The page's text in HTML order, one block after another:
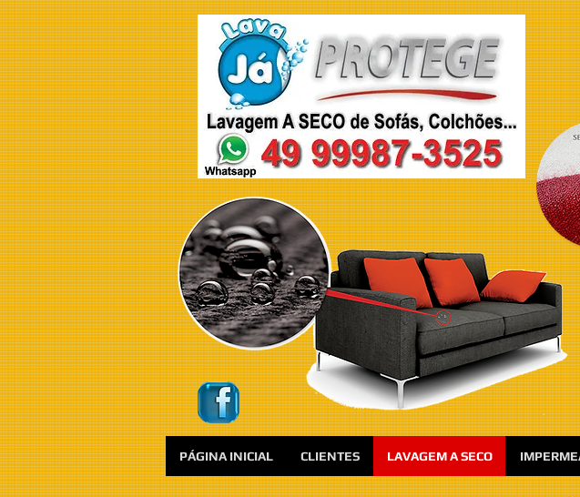
PÁGINA INICIAL CLIENTES LAVAGEM A SECO